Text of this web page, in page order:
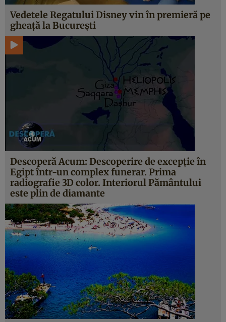
Vedetele Regatului Disney vin în premieră pe
gheaţă la Bucureşti
Descoperă Acum: Descoperire de excepţie în
Egipt într-un complex funerar. Prima
radiografie 3D color. Interiorul Pământului
este plin de diamante